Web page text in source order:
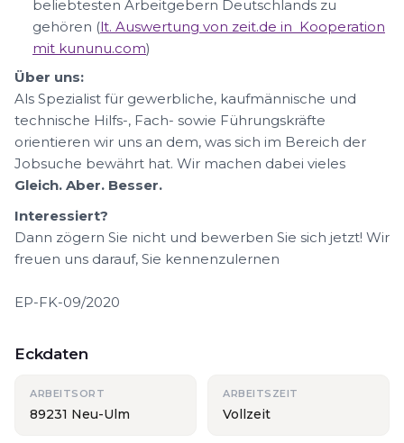
beliebtesten Arbeitgebern Deutschlands zu
gehören (lt. Auswertung von zeit.de in Kooperation
mit kununu.com)
Über uns:
Als Spezialist für gewerbliche, kaufmännische und
technische Hilfs-, Fach- sowie Führungskräfte
orientieren wir uns an dem, was sich im Bereich der
Jobsuche bewährt hat. Wir machen dabei vieles
Gleich. Aber. Besser.
Interessiert?
Dann zögern Sie nicht und bewerben Sie sich jetzt! Wir
freuen uns darauf, Sie kennenzulernen
EP-FK-09/2020
Eckdaten
ARBEITSORT
89231 Neu-Ulm
ARBEITSZEIT
Vollzeit